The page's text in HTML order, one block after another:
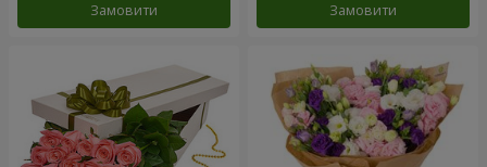
Замовити Замовити